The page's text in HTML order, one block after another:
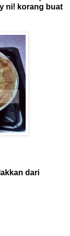
ni! korang buat
dari